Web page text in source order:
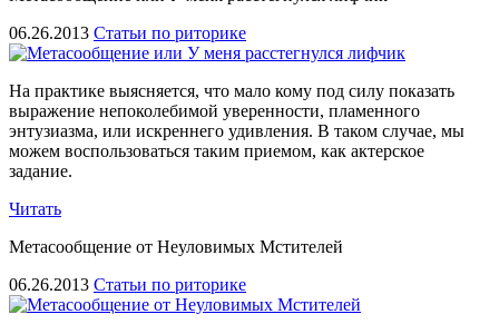
06.26.2013 Статьи по риторике
На практике выясняется, что мало кому под силу показать
выражение непоколебимой уверенности, пламенного
энтузиазма, или искреннего удивления. В таком случае, мы
можем воспользоваться таким приемом, как актерское
задание.
Читать
Метасообщение от Неуловимых Мстителей
06.26.2013 Статьи по риторике